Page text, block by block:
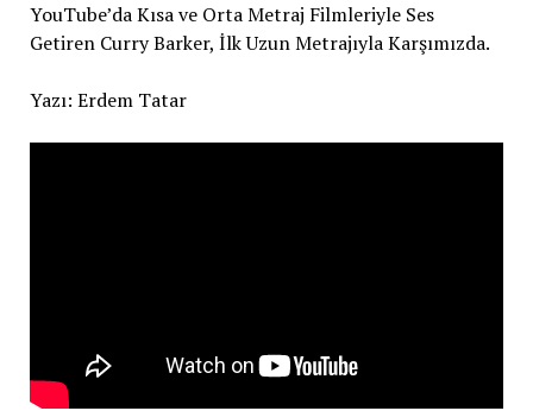
YouTube’da Kısa ve Orta Metraj Filmleriyle Ses
Getiren Curry Barker, İlk Uzun Metrajıyla Karşımızda.
Yazı: Erdem Tatar